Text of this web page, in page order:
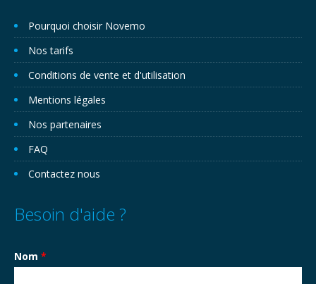
Pourquoi choisir Novemo
Nos tarifs
Conditions de vente et d'utilisation
Mentions légales
Nos partenaires
FAQ
Contactez nous
Besoin d'aide ?
Nom *